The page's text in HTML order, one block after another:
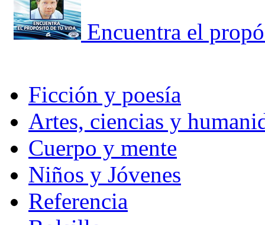
Encuentra el
Ficción y poesía
Artes, ciencias y
Cuerpo y mente
Niños y Jóvenes
Referencia